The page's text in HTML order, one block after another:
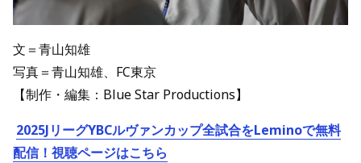
文＝青山知雄
写真＝青山知雄、FC東京
【制作・編集：Blue Star Productions】
2025JリーグYBCルヴァンカップ全試合をLeminoで無料
配信！視聴ページはこちら